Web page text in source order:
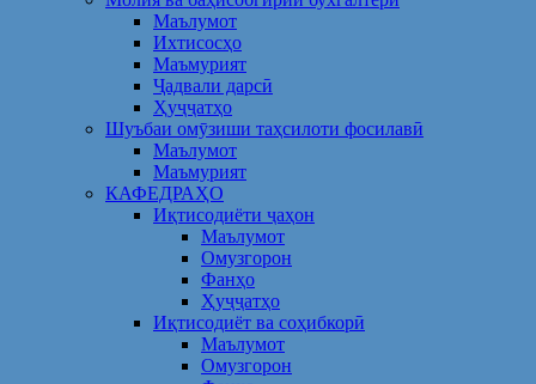
Маълумот
Ихтисосҳо
Маъмурият
Ҷадвали дарсӣ
Ҳуҷҷатҳо
Шуъбаи омӯзиши таҳсилоти фосилавӣ
Маълумот
Маъмурият
КАФЕДРАҲО
Иқтисодиёти ҷаҳон
Маълумот
Омузгорон
Фанҳо
Ҳуҷҷатҳо
Иқтисодиёт ва соҳибкорӣ
Маълумот
Омузгорон